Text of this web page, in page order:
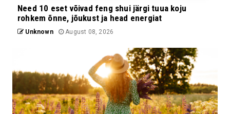
Need 10 eset võivad feng shui järgi tuua koju
rohkem õnne, jõukust ja head energiat
Unknown August 08, 2026